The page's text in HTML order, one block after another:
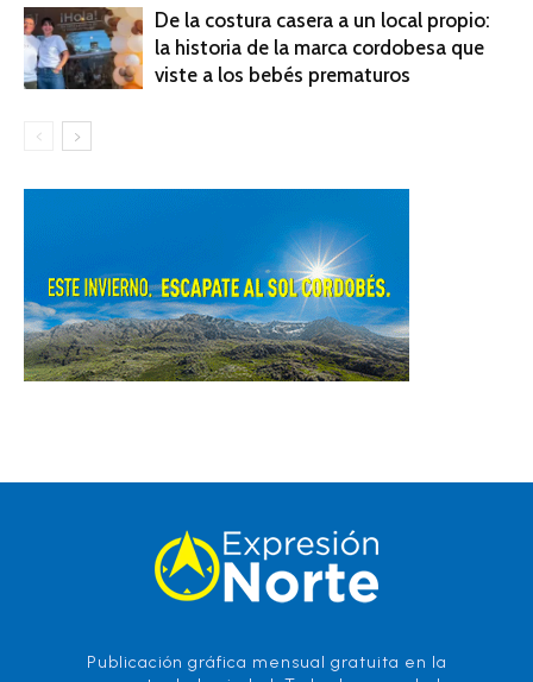
De la costura casera a un local propio:
la historia de la marca cordobesa que
viste a los bebés prematuros
Publicación gráfica mensual gratuita en la